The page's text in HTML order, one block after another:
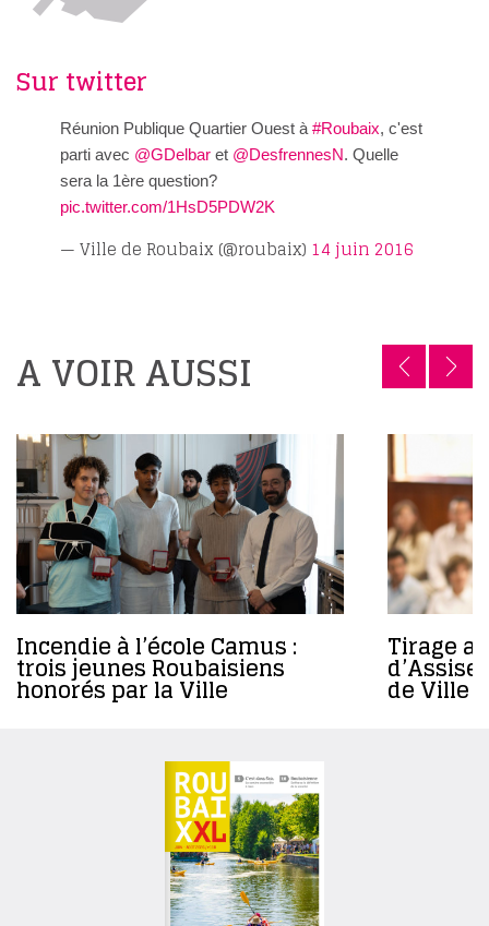
Sur twitter
Réunion Publique Quartier Ouest à#Roubaix, c'est
parti avec @GDelbar et @DesfrennesN. Quelle
sera la 1ère question?
pic.twitter.com/1HsD5PDW2K
— Ville de Roubaix (@roubaix) 14 juin 2016
A VOIR AUSSI
Incendie à l’école Camus :
trois jeunes Roubaisiens
honorés par la Ville
Tirage
de Ville